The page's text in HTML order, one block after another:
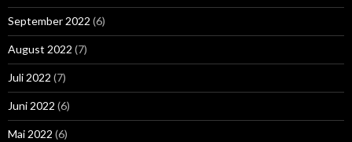
September 2022 (6)
August 2022 (7)
Juli 2022 (7)
Juni 2022 (6)
Mai 2022 (6)